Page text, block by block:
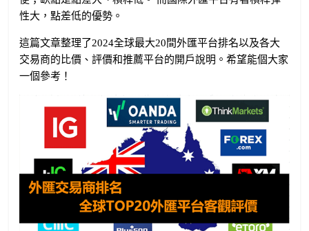
性大，點差低的優勢。
這篇文章整理了2024全球最大20間外匯平台排名以及各大
交易商的比價、評價和推薦平台的開戶說明。希望能個大家
一個參考！